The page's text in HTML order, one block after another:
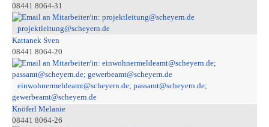
08441 8064-31
projektleitung@scheyern.de
Kattanek Sven
08441 8064-20
einwohnermeldeamt@scheyern.de; passamt@scheyern.de;
gewerbeamt@scheyern.de
Knöferl Melanie
08441 8064-26